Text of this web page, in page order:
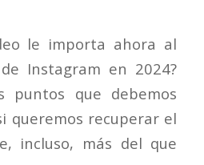
le importa ahora al
Instagram en 2024?
puntos que debemos
queremos recuperar el
incluso, más del que